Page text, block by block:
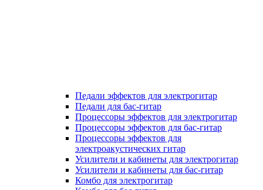
Педали эффектов для электрогитар
Педали для бас-гитар
Процессоры эффектов для электрогитар
Процессоры эффектов для бас-гитар
Процессоры эффектов для
электроакустических гитар
Усилители и кабинеты для электрогитар
Усилители и кабинеты для бас-гитар
Комбо для электрогитар